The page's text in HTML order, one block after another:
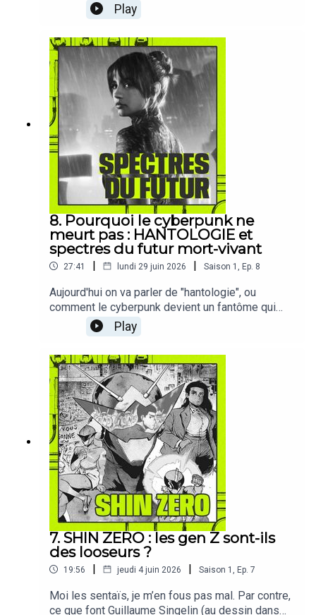
Avec lui, on parle de la crise à Hollywood.Le
cinéma, c'était mieux avant ? A écouter sur
https://cosmo-orbus.net/blog/societe-
technocritique/crise-dhollydood-podcast/
Play
8. Pourquoi le cyberpunk ne
meurt pas : HANTOLOGIE et
spectres du futur mort-vivant
27:41 | lundi 29 juin 2026 | Saison 1 Ep. 8
Aujourd'hui on va parler de "hantologie", ou
comment le cyberpunk devient un fantôme qui
nous hante à force de ne pas se renouveler.Allez
c’est parti. A écouter sur
est extrait de mon livre Futurs No Future, que
reste-t-il du cyberpunk ? disponible chez ActuSF
et dans tous vos libraires indépendants.Texte
intégral : https://cosmo-
orbus.net/blog/sf/cyberpunk-hantologie/
Play
7. SHIN ZERO : les gen Z sont-ils
des looseurs ?
19:56 | jeudi 4 juin 2026 | Saison 1 Ep. 7
Moi les sentaïs, je m’en fous pas mal. Par contre,
ce que font Guillaume Singelin (au dessin dans